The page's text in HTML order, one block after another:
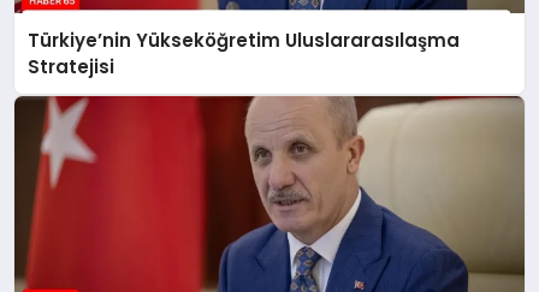
Türkiye’nin Yükseköğretim Uluslararasılaşma
Stratejisi